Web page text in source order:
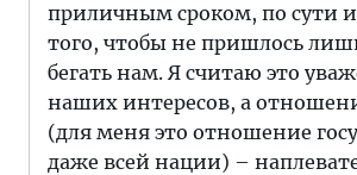
приличным сроком, по сути
того, чтобы не пришлось
бегать нам. Я считаю это
наших интересов, а
(для меня это отношение
даже всей нации) –